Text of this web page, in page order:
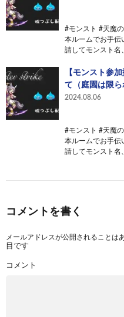
#モンスト #天魔
本ルームでお手伝
請してモンスト名
【モンスト参
て（庭園は限
2024.08.06
#モンスト #天魔
本ルームでお手伝
請してモンスト名
コメントを書く
メールアドレスが公開されることは
目です
コメント